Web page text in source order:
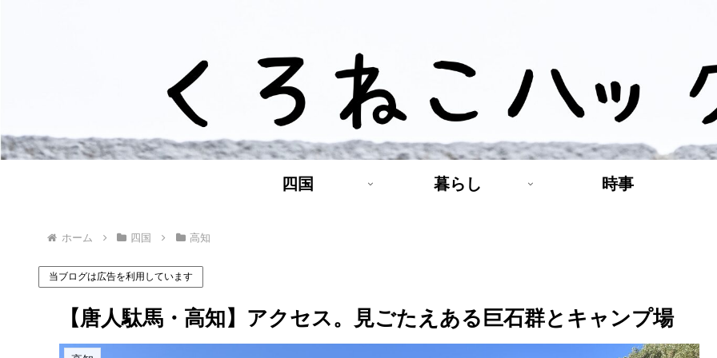
四国 暮らし 時事
ホーム 四国 高知
当ブログは広告を利用しています
【唐人駄馬・高知】アクセス。見ごたえある巨石群とキャンプ場